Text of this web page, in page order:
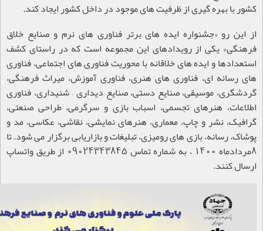
کشور با بهره گیری از ظرفیت های موجود در داخل کشور ایجاد کند.
از این رو «جشنواره ایده های برتر فناوری های نرم و صنایع خلاق
فرهنگی» یکی از رویدادهای این مجموعه است که در راستای کشف
استعدادها و ایده های خلاقانه با محوریت فناوری های اجتماعی، فناوری
های رسانه ای، فناوری های هنری، فناوری آموزش، میراث فرهنگی،
گردشگری، موسیقی، صنایع دستی، صنایع دیداری – شنیداری، فناوری
اطلاعات، هنرهای تجسمی، اسباب بازی و سرگرمی، طراحی صنعتی،
گرافیک، نشر و چاپ، معماری، هنرهای نمایشی، نقاشی، عکاسی، مد و
پوشاک، رسانه، بازی های رومیزی، تبلیغات و بازاریابی برگزار می شود. تا
8مردادماه 1400 ، به شماره تماس 09024343845 از طریق واتساپ
ارسال کنند.